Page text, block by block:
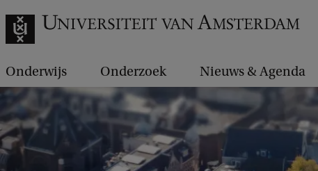
Onderwijs Onderzoek Nieuws & Agenda